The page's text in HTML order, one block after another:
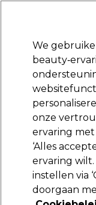
Merken Deals
Na
Clean All
Clean All
Zwart M 100st
(0
We
onze
ervaring
‘Alles
ervaring
instellen via
doorgaan